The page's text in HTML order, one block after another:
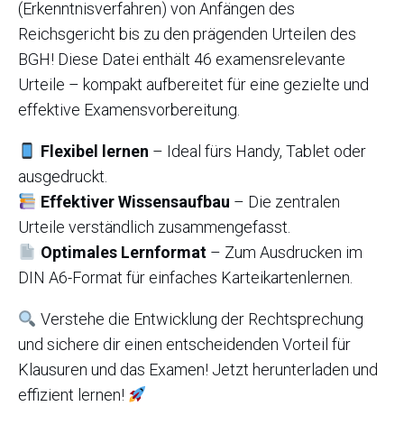
(Erkenntnisverfahren) von Anfängen des
Reichsgericht bis zu den prägenden Urteilen des
BGH! Diese Datei enthält 46 examensrelevante
Urteile – kompakt aufbereitet für eine gezielte und
effektive Examensvorbereitung.
Flexibel lernen – Ideal fürs Handy, Tablet oder
ausgedruckt.
Effektiver Wissensaufbau – Die zentralen
Urteile verständlich zusammengefasst.
Optimales Lernformat– Zum Ausdrucken im
DIN A6-Format für einfaches Karteikartenlernen.
Verstehe die Entwicklung der Rechtsprechung
und sichere dir einen entscheidenden Vorteil für
Klausuren und das Examen! Jetzt herunterladen und
effizient lernen!